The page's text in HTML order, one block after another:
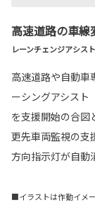
高速道路の車線
レーンチェンジアシスト
高速道路や自動車
ーシングアシスト
を支援開始の合図
更先車両監視の支
方向指示灯が自動
■イラストは作動イメ